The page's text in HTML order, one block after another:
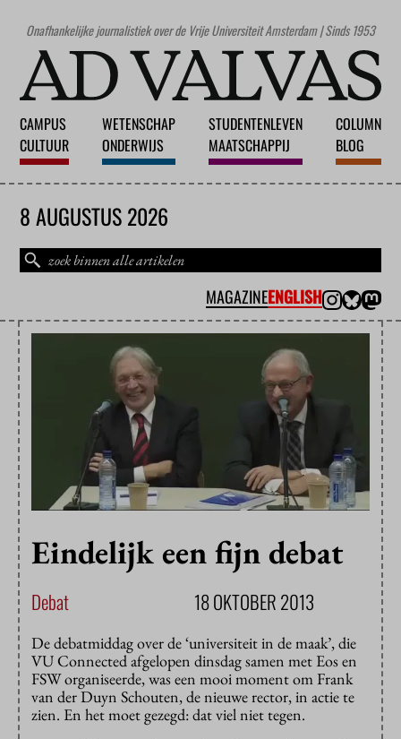
Onafhankelijke journalistiek over de Vrije Universiteit Amsterdam | Sinds 1953
CAMPUS
CULTUUR
WETENSCHAP
ONDERWIJS
STUDENTENLEVEN
MAATSCHAPPIJ
COLUMN
BLOG
8 AUGUSTUS 2026
MAGAZINEENGLISH
Eindelijk een fijn debat
Debat 18 OKTOBER 2013
De debatmiddag over de ‘universiteit in de maak’, die
VU Connected afgelopen dinsdag samen met Eos en
FSW organiseerde, was een mooi moment om Frank
van der Duyn Schouten, de nieuwe rector, in actie te
zien. En het moet gezegd: dat viel niet tegen.